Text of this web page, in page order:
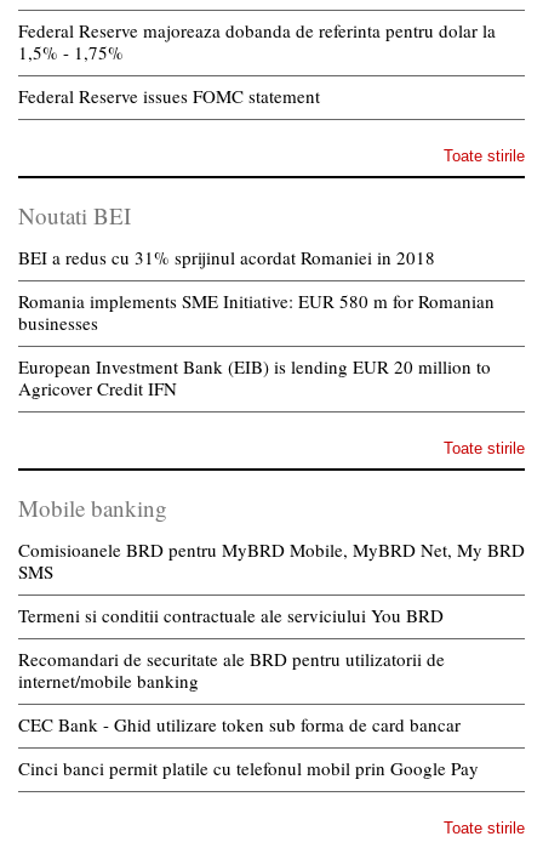
Federal Reserve majoreaza dobanda de referinta pentru dolar la
1,5% - 1,75%
Federal Reserve issues FOMC statement
Toate stirile
Noutati BEI
BEI a redus cu 31% sprijinul acordat Romaniei in 2018
Romania implements SME Initiative: EUR 580 m for Romanian
businesses
European Investment Bank (EIB) is lending EUR 20 million to
Agricover Credit IFN
Toate stirile
Mobile banking
Comisioanele BRD pentru MyBRD Mobile, MyBRD Net, My BRD
SMS
Termeni si conditii contractuale ale serviciului You BRD
Recomandari de securitate ale BRD pentru utilizatorii de
internet/mobile banking
CEC Bank - Ghid utilizare token sub forma de card bancar
Cinci banci permit platile cu telefonul mobil prin Google Pay
Toate stirile